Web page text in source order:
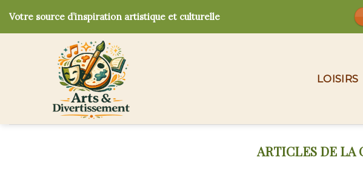
Votre source d’inspiration artistique et culturelle
LOISIRS